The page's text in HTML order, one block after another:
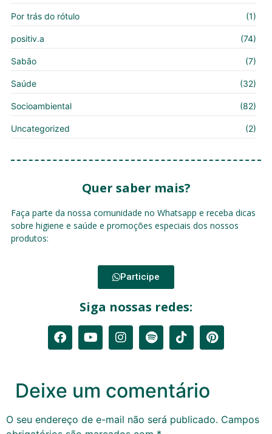
Por trás do rótulo (1)
positiv.a (74)
Sabão (7)
Saúde (32)
Socioambiental (82)
Uncategorized (2)
Quer saber mais?
Faça parte da nossa comunidade no Whatsapp e receba dicas
sobre higiene e saúde e promoções especiais dos nossos
produtos:
Participe
Siga nossas redes:
Deixe um comentário
O seu endereço de e-mail não será publicado. Campos